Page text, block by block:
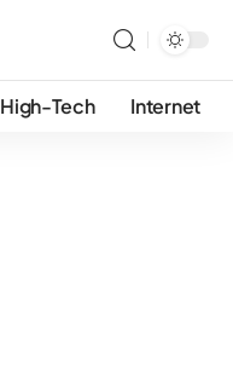
High-Tech Internet